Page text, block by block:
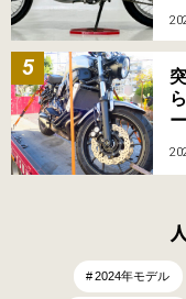
ー
2024年モデル